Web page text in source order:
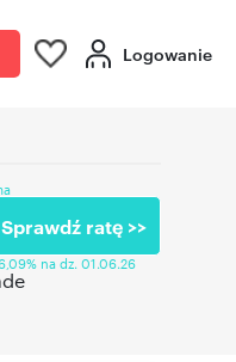
Logowanie
Sprawdź ratę >>
na dz. 01.06.26